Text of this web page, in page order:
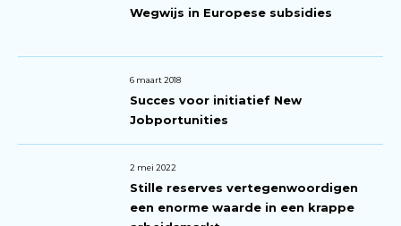
Wegwijs in Europese subsidies
6 maart 2018
Succes voor initiatief New
Jobportunities
2 mei 2022
Stille reserves vertegenwoordigen
een enorme waarde in een krappe